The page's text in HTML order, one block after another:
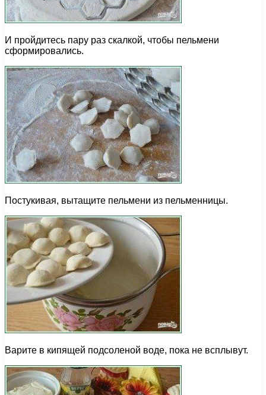
И пройдитесь пару раз скалкой, чтобы пельмени
сформировались.
Постукивая, вытащите пельмени из пельменницы.
Варите в кипящей подсоленой воде, пока не всплывут.